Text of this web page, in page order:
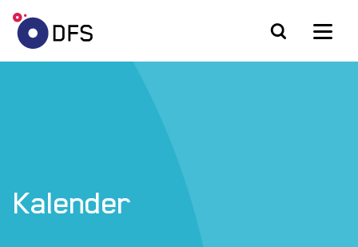
Kalender